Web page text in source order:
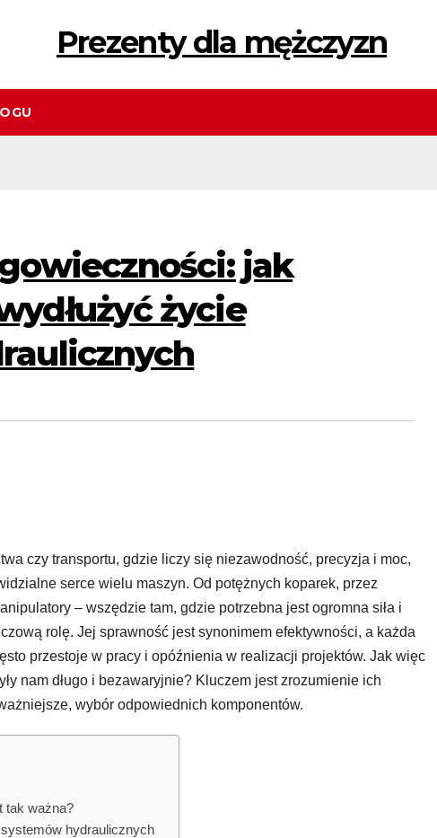
Prezenty dla mężczyzn
jak
życie
czy transportu, gdzie liczy się niezawodność, precyzja i moc,
serce wielu maszyn. Od potężnych koparek, przez
– wszędzie tam, gdzie potrzebna jest ogromna siła i
rolę. Jej sprawność jest synonimem efektywności, a każda
przestoje w pracy i opóźnienia w realizacji projektów. Jak więc
nam długo i bezawaryjnie? Kluczem jest zrozumienie ich
wybór odpowiednich komponentów.
tak ważna?
hydraulicznych